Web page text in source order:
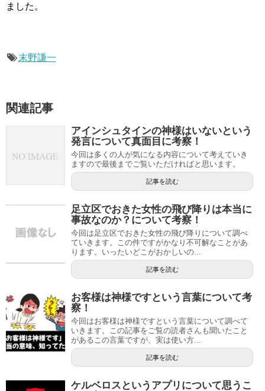
ました。
末野謙一
関連記事
アインシュタインの神様はいないという
発言について真面目に考察！
今回は多くの人が気になる内容について考えていき
ますので最後までご覧いただければと思います。
記事を読む
足立区でおきた女性の飛び降りは本当に
事故なのか？について考察！
今回は足立区でおきた女性の飛び降りについて調べ
ていきます。この件ですがかなり不可解なことがあ
ります。いったいどこがおかしいの...
記事を読む
お客様は神様ですという言葉について考
察！
今回はお客様は神様ですという言葉について調べて
いきます。この記事をご覧の読者さんも聞いたこと
があるこの言葉ですが、実は使い方...
記事を読む
ケルベロスというアプリについて思うこ